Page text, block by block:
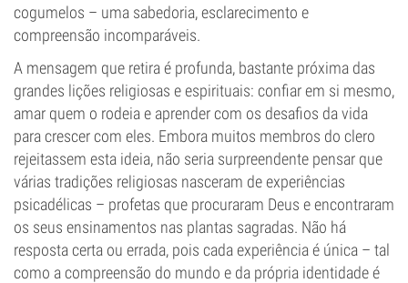
cogumelos – uma sabedoria, esclarecimento e
compreensão incomparáveis.
A mensagem que retira é profunda, bastante próxima das
grandes lições religiosas e espirituais: confiar em si mesmo,
amar quem o rodeia e aprender com os desafios da vida
para crescer com eles. Embora muitos membros do clero
rejeitassem esta ideia, não seria surpreendente pensar que
várias tradições religiosas nasceram de experiências
psicadélicas – profetas que procuraram Deus e encontraram
os seus ensinamentos nas plantas sagradas. Não há
resposta certa ou errada, pois cada experiência é única – tal
como a compreensão do mundo e da própria identidade é